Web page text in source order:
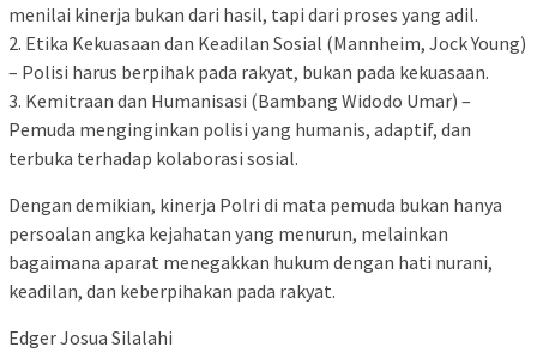
menilai kinerja bukan dari hasil, tapi dari proses yang adil.
2. Etika Kekuasaan dan Keadilan Sosial (Mannheim, Jock Young)
– Polisi harus berpihak pada rakyat, bukan pada kekuasaan.
3. Kemitraan dan Humanisasi (Bambang Widodo Umar) –
Pemuda menginginkan polisi yang humanis, adaptif, dan
terbuka terhadap kolaborasi sosial.
Dengan demikian, kinerja Polri di mata pemuda bukan hanya
persoalan angka kejahatan yang menurun, melainkan
bagaimana aparat menegakkan hukum dengan hati nurani,
keadilan, dan keberpihakan pada rakyat.
Edger Josua Silalahi